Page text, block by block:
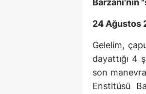
Barzani'nin
24 Ağustos
Gelelim,
dayattığı 4
son
Enstitüsü